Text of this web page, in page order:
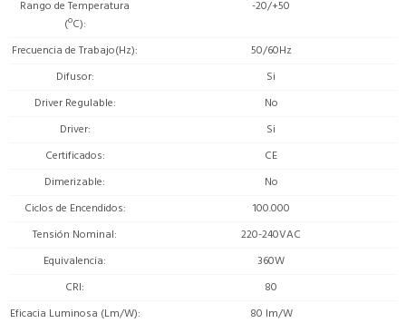
Rango de Temperatura
(ºC)
-20/+50
Frecuencia de Trabajo(Hz)
50/60Hz
Difusor
Si
Driver Regulable
No
Driver
Si
Certificados
CE
Dimerizable
No
Ciclos de Encendidos
100.000
Tensión Nominal
220-240VAC
Equivalencia
360W
CRI
80
Eficacia Luminosa (Lm/W)
80 lm/W